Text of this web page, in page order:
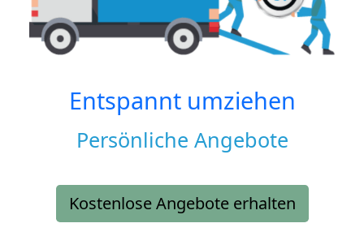
Entspannt umziehen
Persönliche Angebote
Kostenlose Angebote erhalten